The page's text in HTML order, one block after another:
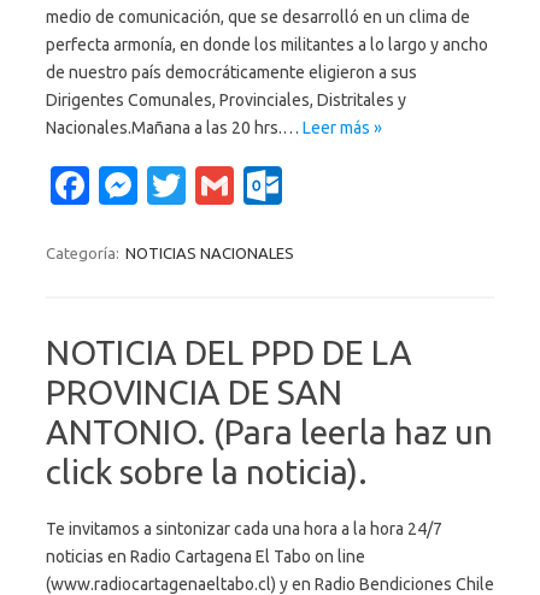
medio de comunicación, que se desarrolló en un clima de
perfecta armonía, en donde los militantes a lo largo y ancho
de nuestro país democráticamente eligieron a sus
Dirigentes Comunales, Provinciales, Distritales y
Nacionales.Mañana a las 20 hrs.… Leer más »
Fa
e
o
o
k
M
se
g
er
T
it
r
G
ail lo
k.
c
o
m
Categoría: NOTICIAS NACIONALES
NOTICIA DEL PPD DE LA
PROVINCIA DE SAN
ANTONIO. (Para leerla haz un
click sobre la noticia).
Te invitamos a sintonizar cada una hora a la hora 24/7
noticias en Radio Cartagena El Tabo on line
(www.radiocartagenaeltabo.cl) y en Radio Bendiciones Chile